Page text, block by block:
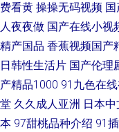
费看黄 操操无码视频
人夜夜做 国产在线小视
精产国品 香蕉视频国产
日韩性生活片 国产伦理
产精品1000 91九色在
堂 久久成人亚洲 日本
本 97甜桃品种介绍 91